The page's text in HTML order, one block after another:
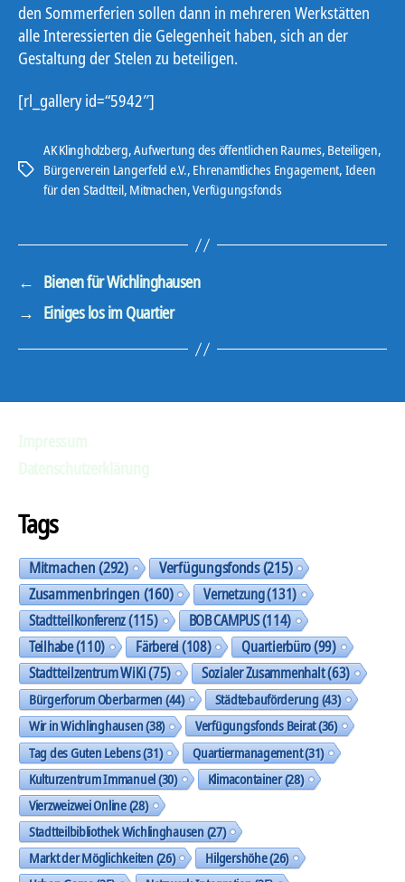
den Sommerferien sollen dann in mehreren Werkstätten
alle Interessierten die Gelegenheit haben, sich an der
Gestaltung der Stelen zu beteiligen.
[rl_gallery id=“5942″]
Schlagwörter
AK Klingholzberg,Aufwertung des öffentlichen Raumes, Beteiligen,
Bürgerverein Langerfeld e.V., Ehrenamtliches Engagement, Ideen
für den Stadtteil, Mitmachen,Verfügungsfonds
← Bienen für Wichlinghausen
→ Einiges los im Quartier
Tags
Mitmachen(292) Verfügungsfonds(215)
Zusammenbringen(160) Vernetzung(131)
Stadtteilkonferenz(115) BOB CAMPUS(114)
Teilhabe(110) Färberei(108) Quartierbüro(99)
Stadtteilzentrum WiKi(75) Sozialer Zusammenhalt(63)
Bürgerforum Oberbarmen(44) Städtebauförderung(43)
Wir in Wichlinghausen(38) Verfügungsfonds Beirat(36)
Tag des Guten Lebens(31) Quartiermanagement(31)
Kulturzentrum Immanuel(30) Klimacontainer(28)
Vierzweizwei Online(28)
Stadtteilbibliothek Wichlinghausen(27)
Markt der Möglichkeiten(26) Hilgershöhe(26)